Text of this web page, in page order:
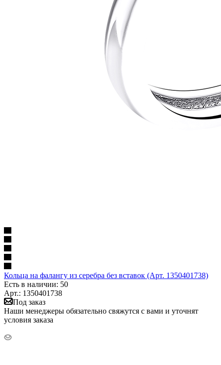
Кольца на фалангу из серебра без вставок (Арт. 1350401738)
Есть в наличии: 50
Арт.: 1350401738
Под заказ
Наши менеджеры обязательно свяжутся с вами и уточнят
условия заказа